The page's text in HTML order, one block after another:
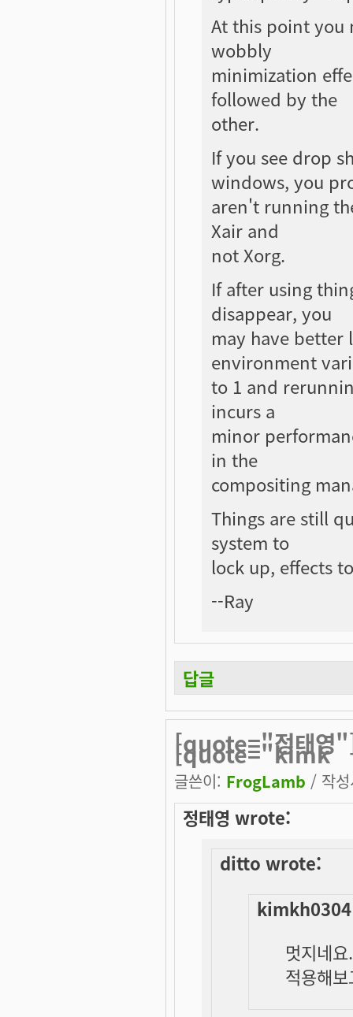
At this point you
wobbly
minimization
followed by the
other.
If you see drop
windows, you
aren't running
Xair and
not Xorg.
If after using
disappear, you
may have better
environment
to 1 and
incurs a
minor
in the
compositing
Things are still
system to
lock up, effects
--Ray
답글
[quote="정태
[quote="kimk
글쓴이: FrogLamb / 작
정태영 wrote:
ditto wrote:
멋지네
적용해